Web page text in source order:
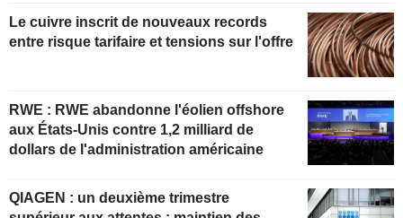
Le cuivre inscrit de nouveaux records
entre risque tarifaire et tensions sur l'offre
RWE : RWE abandonne l'éolien offshore
aux États-Unis contre 1,2 milliard de
dollars de l'administration américaine
QIAGEN : un deuxième trimestre